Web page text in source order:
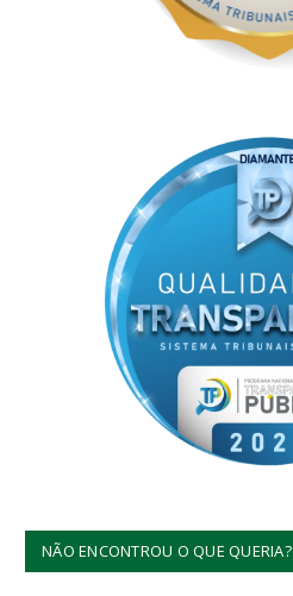
NÃO ENCONTROU O QUE QUERIA?